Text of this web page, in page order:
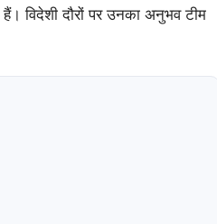
विदेशी दौरों पर उनका अनुभव टीम